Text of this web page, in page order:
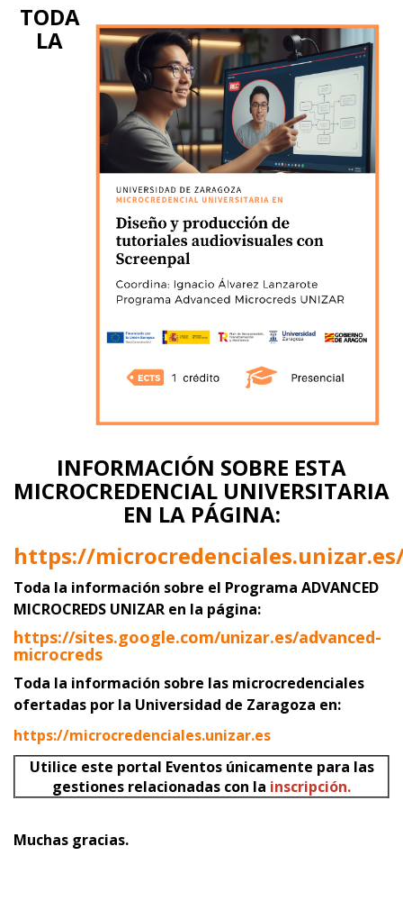
TODA
LA
INFORMACIÓN SOBRE ESTA
MICROCREDENCIAL UNIVERSITARIA
EN LA PÁGINA:
https://
Toda la información sobre el Programa ADVANCED
MICROCREDS UNIZAR en la página:
https://sites.google.com/unizar.es/advanced-
microcreds
Toda la información sobre las microcredenciales
ofertadas por la Universidad de Zaragoza en:
https://microcredenciales.unizar.es
Utilice este portal Eventos únicamente para las
gestiones relacionadas con la inscripción.
Muchas gracias.